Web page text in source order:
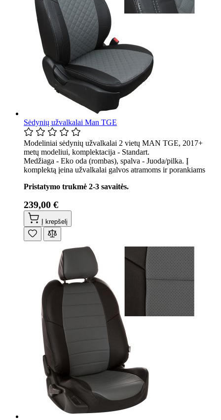
Sėdynių užvalkalai Man TGE
Modeliniai sėdynių užvalkalai 2 vietų MAN TGE, 2017+
metų modeliui, komplektacija - Standart.
Medžiaga - Eko oda (rombas), spalva - Juoda/pilka. Į
komplektą įeina užvalkalai galvos atramoms ir porankiams
Pristatymo trukmė 2-3 savaitės.
239,00 €
Į krepšelį